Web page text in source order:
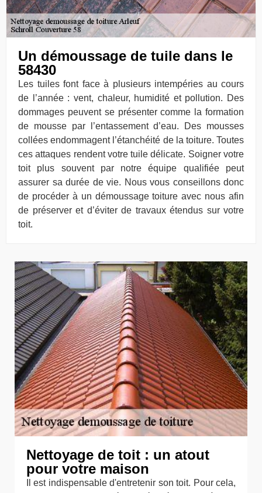
Un démoussage de tuile dans le
58430
Les tuiles font face à plusieurs intempéries au cours
de l’année : vent, chaleur, humidité et pollution. Des
dommages peuvent se présenter comme la formation
de mousse par l’entassement d’eau. Des mousses
collées endommagent l’étanchéité de la toiture. Toutes
ces attaques rendent votre tuile délicate. Soigner votre
toit plus souvent par notre équipe qualifiée peut
assurer sa durée de vie. Nous vous conseillons donc
de procéder à un démoussage toiture avec nous afin
de préserver et d’éviter de travaux étendus sur votre
toit.
Nettoyage de toit : un atout
pour votre maison
Il est indispensable d'entretenir son toit. Pour cela,